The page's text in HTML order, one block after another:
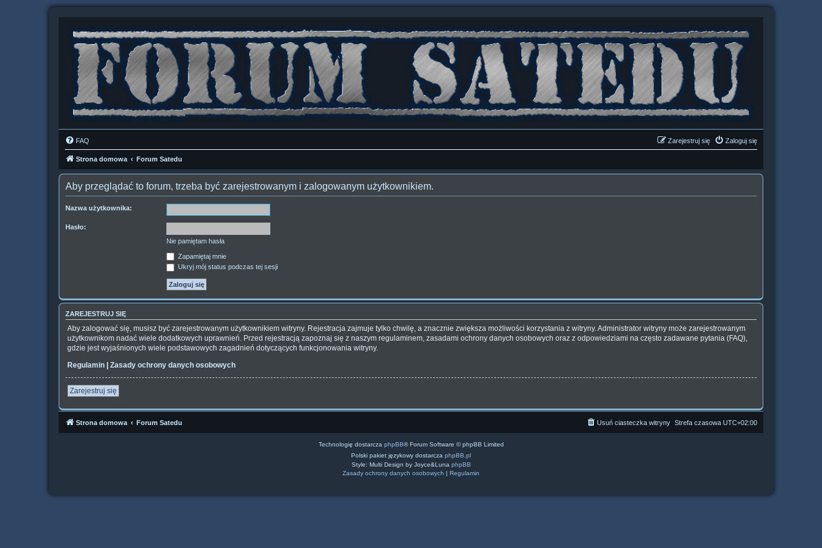
FAQ Zaloguj się
Zarejestruj się
Strona domowa Forum Satedu
Aby przeglądać to forum, trzeba być zarejestrowanym i zalogowanym użytkownikiem.
Nazwa użytkownika:
Hasło:
Nie pamiętam hasła
Zapamiętaj mnie
Ukryj mój status podczas tej sesji
ZAREJESTRUJ SIĘ
Aby zalogować się, musisz być zarejestrowanym użytkownikiem witryny. Rejestracja zajmuje tylko chwilę, a znacznie zwiększa możliwości korzystania z witryny. Administrator witryny może zarejestrowanym
użytkownikom nadać wiele dodatkowych uprawnień. Przed rejestracją zapoznaj się z naszym regulaminem, zasadami ochrony danych osobowych oraz z odpowiedziami na często zadawane pytania (FAQ),
gdzie jest wyjaśnionych wiele podstawowych zagadnień dotyczących funkcjonowania witryny.
Regulamin | Zasady ochrony danych osobowych
Zarejestruj się
Strona domowa Forum Satedu Strefa czasowa UTC+02:00
Usuń ciasteczka witryny
Technologię dostarcza phpBB® Forum Software © phpBB Limited
Polski pakiet językowy dostarcza phpBB.pl
Style: Multi Design by Joyce&Luna phpBB
Zasady ochrony danych osobowych | Regulamin